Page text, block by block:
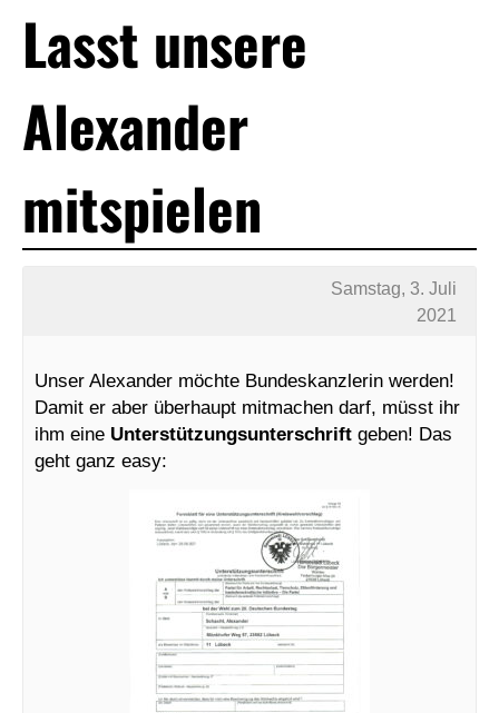
Lasst unsere
Alexander
mitspielen
Samstag, 3. Juli
2021
Unser Alexander möchte Bundeskanzlerin werden!
Damit er aber überhaupt mitmachen darf, müsst ihr
ihm eine Unterstützungsunterschrift geben! Das
geht ganz easy: